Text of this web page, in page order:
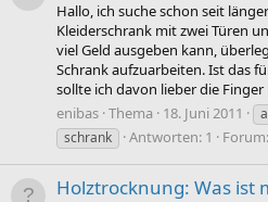
Hallo, ich suche schon seit
Kleiderschrank mit zwei Türen
viel Geld ausgeben kann,
Schrank aufzuarbeiten. Ist das
sollte ich davon lieber die Finger
enibas Thema 18. Juni 2011
schrank
Antworten: 1 Forum:
Holztrocknung: Was ist